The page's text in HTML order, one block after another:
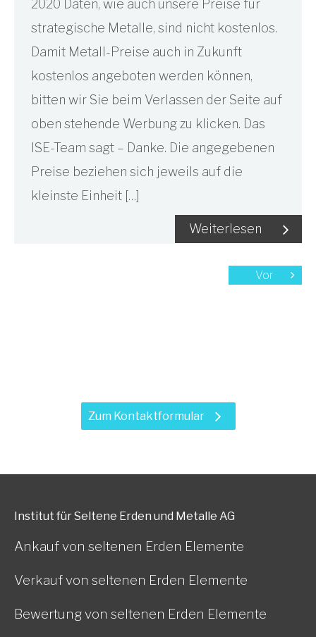
2020 Daten, wie auch unsere Preise für
strategische Metalle, sind nicht kostenlos.
Damit Metall-Preise auch in Zukunft
kostenlos angeboten werden können,
bitten wir Sie beim Verlassen der Seite auf
oben stehende Werbung zu klicken. Das
ISE-Team sagt – Danke. Die angegebenen
Preise beziehen sich jeweils auf die
kleinste Einheit […]
Weiterlesen
Vor
Zum Kontaktformular
Institut für Seltene Erden und Metalle AG
Ankauf von seltenen Erden Elemente
Verkauf von seltenen Erden Elemente
Bewertung von seltenen Erden Elemente